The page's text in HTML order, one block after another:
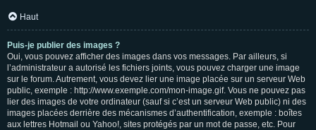
Haut
Puis-je publier des images ?
Oui, vous pouvez afficher des images dans vos messages. Par ailleurs, si
l’administrateur a autorisé les fichiers joints, vous pouvez charger une image
sur le forum. Autrement, vous devez lier une image placée sur un serveur Web
public, exemple : http://www.exemple.com/mon-image.gif. Vous ne pouvez pas
lier des images de votre ordinateur (sauf si c’est un serveur Web public) ni des
images placées derrière des mécanismes d’authentification, exemple : boîtes
aux lettres Hotmail ou Yahoo!, sites protégés par un mot de passe, etc. Pour